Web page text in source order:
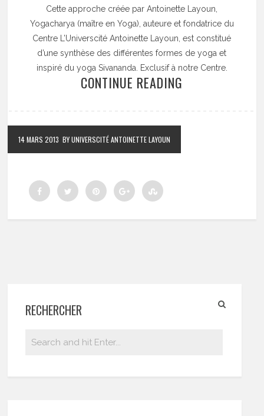
Cette approche créée par Antoinette Layoun,
Yogacharya (maître en Yoga), auteure et fondatrice du
Centre L’Universcité Antoinette Layoun, est constitué
d’une synthèse des différentes formes de yoga et
inspiré du yoga Sivananda. Exclusif à notre Centre.
CONTINUE READING
14 MARS 2013 BY UNIVERSCITÉ ANTOINETTE LAYOUN
RECHERCHER